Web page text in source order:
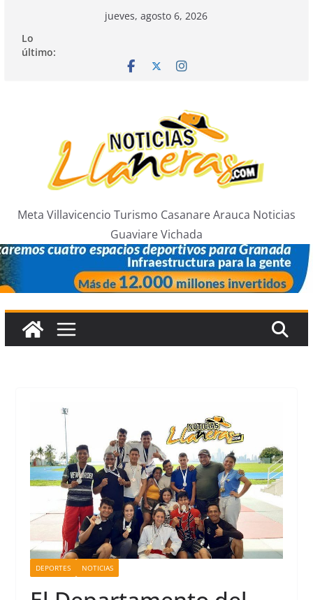
contenido
jueves, agosto 6, 2026
Lo
último:
Meta Villavicencio Turismo Casanare Arauca Noticias
Guaviare Vichada
DEPORTES NOTICIAS